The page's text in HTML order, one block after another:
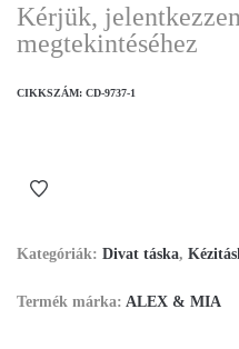
Kérjük,
megtekintéséhez
CIKKSZÁM: CD-9737-1
Kategóriák: Divat táska,
Termék márka: ALEX & MIA